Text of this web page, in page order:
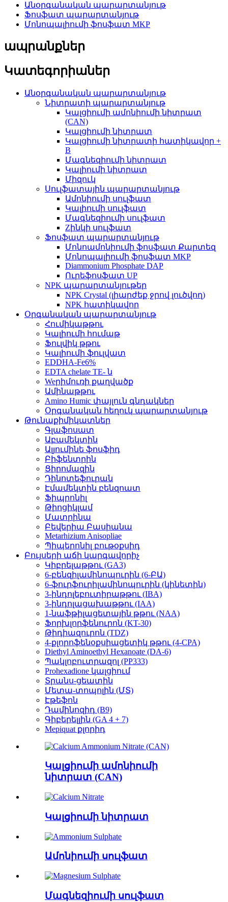
Անօրգանական պարարտանյութ
Ֆոսֆատ պարարտանյութ
Մոնոպալիումի ֆոսֆատ MKP
ապրանքներ
Կատեգորիաներ
Անօրգանական պարարտանյութ
Նիտրատի պարարտանյութ
Կալցիումի ամոնիումի նիտրատ
(CAN)
Կալցիումի նիտրատ
Կալցիումի նիտրատի հատիկավոր +
B
Մագնեզիումի նիտրատ
Կալիումի նիտրատ
Միզուկ
Սուլֆատային պարարտանյութ
Ամոնիումի սուլֆատ
Կալիումի սուլֆատ
Մագնեզիումի սուլֆատ
Zինկի սուլֆատ
Ֆոսֆատ պարարտանյութ
Մոնոամոնիումի ֆոսֆատ Քարտեզ
Մոնոպալիումի ֆոսֆատ MKP
Diammonium Phosphate DAP
Ուրեֆոսֆատ UP
NPK պարարտանյութեր
NPK Crystal (լիարժեք ջրով լուծվող)
NPK հատիկավոր
Օրգանական պարարտանյութ
Հումիկաթթու
Կալիումի հումաթ
Ֆուլվիկ թթու
Կալիումի ֆուլվատ
EDDHA-Fe6%
EDTA chelate TE- ն
Weրիմուռի քաղվածք
Ամինաթթու
Amino Humic փայլուն գնդակներ
Օրգանական հեղուկ պարարտանյութ
Թունաքիմիկատներ
Գլաֆոսատ
Աբամեկտին
Ալյումինե ֆոսֆիդ
Բիֆենտրին
Ցիրոմազին
Դինոտեֆուրան
Էմամեկտին բենզոատ
Ֆիպրոնիլ
Թիոցիկլամ
Մատրինա
Բեվերիա Բասիանա
Metarhizium Anisopliae
Պիպերոնիլ բութօքսիդ
Բույսերի աճի կարգավորիչ
Կիբրելաթթու (GA3)
6-բենզիլամինոպուրին (6-ԲԱ)
6-ֆուրֆուրիլամինոպուրին (կինետին)
3-ինդոլեբուտիրաթթու (IBA)
3-ինդոլացախաթթու (IAA)
1-նաֆթիլացետային թթու (NAA)
Ֆորխլորֆենուրոն (KT-30)
Թիդիազուրոն (TDZ)
4-քլորոֆենօքսիացետիկ թթու (4-CPA)
Diethyl Aminoethyl Hexanoate (DA-6)
Պակլոբուտրազոլ (PP333)
Prohexadione կալցիում
Տրանս-ցեատին
Մետա-տոպոլին (ՄՏ)
Էթեֆոն
Դամինոզիդ (B9)
Գիբերելլին (GA 4 + 7)
Mepiquat քլորիդ
Կալցիումի ամոնիումի
նիտրատ (CAN)
Կալցիումի նիտրատ
Ամոնիումի սուլֆատ
Մագնեզիումի սուլֆատ